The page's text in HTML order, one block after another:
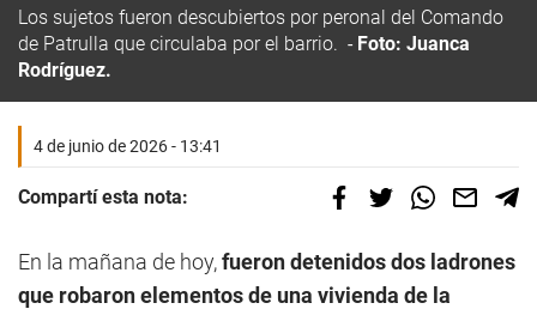
Los sujetos fueron descubiertos por peronal del Comando
de Patrulla que circulaba por el barrio.
Foto: Juanca
Rodríguez.
4 de junio de 2026 - 13:41
Compartí esta nota:
En la mañana de hoy,fueron detenidos dos ladrones
que robaron elementos de una vivienda de la